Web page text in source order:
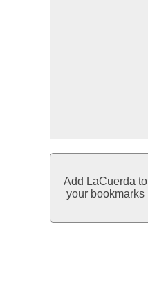
Add LaCuerda to
your bookmarks